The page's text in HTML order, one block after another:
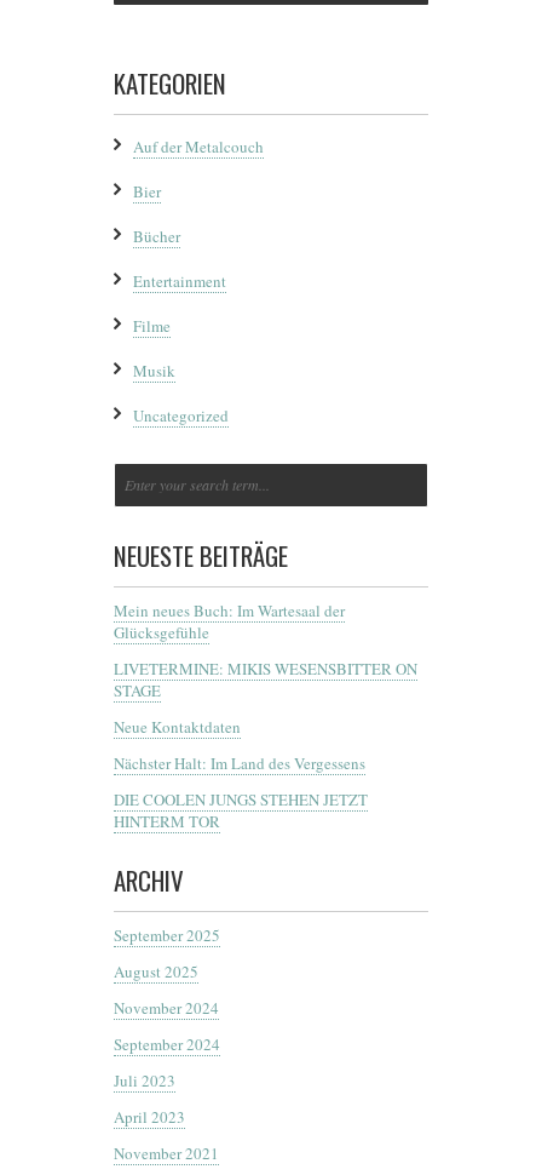
KATEGORIEN
Auf der Metalcouch
Bier
Bücher
Entertainment
Filme
Musik
Uncategorized
NEUESTE BEITRÄGE
Mein neues Buch: Im Wartesaal der
Glücksgefühle
LIVETERMINE: MIKIS WESENSBITTER ON
STAGE
Neue Kontaktdaten
Nächster Halt: Im Land des Vergessens
DIE COOLEN JUNGS STEHEN JETZT
HINTERM TOR
ARCHIV
September 2025
August 2025
November 2024
September 2024
Juli 2023
April 2023
November 2021